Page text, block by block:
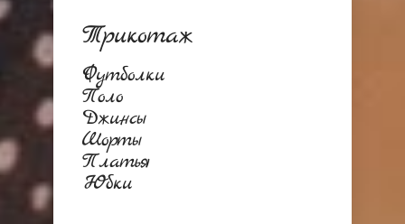
Трикотаж
Футболки
Поло
Джинсы
Шорты
Платья
Юбки